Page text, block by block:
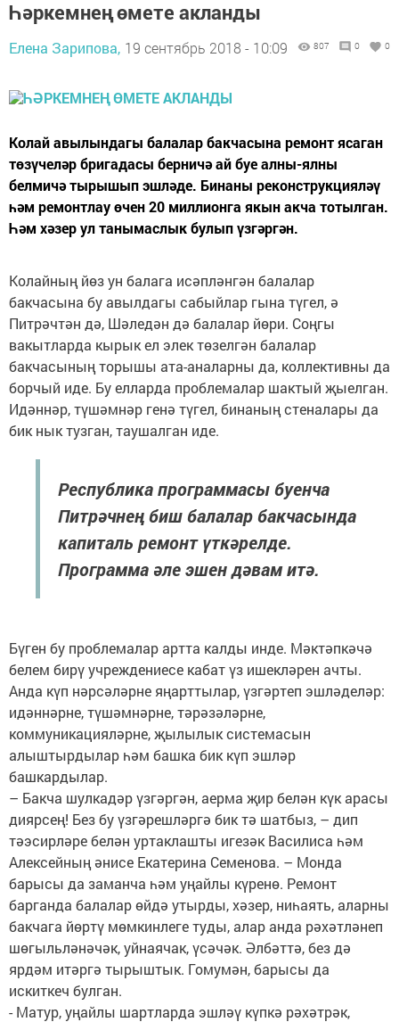
Һәркемнең өмете акланды
Елена Зарипова, 19 сентябрь 2018 - 10:09 807 0 0
Колай авылындагы балалар бакчасына ремонт ясаган
төзүчеләр бригадасы берничә ай буе алны-ялны
белмичә тырышып эшләде. Бинаны реконструкцияләү
һәм ремонтлау өчен 20 миллионга якын акча тотылган.
Һәм хәзер ул танымаслык булып үзгәргән.
Колайның йөз ун балага исәпләнгән балалар
бакчасына бу авылдагы сабыйлар гына түгел, ә
Питрәчтән дә, Шәледән дә балалар йөри. Соңгы
вакытларда кырык ел элек төзелгән балалар
бакчасының торышы ата-аналарны да, коллективны да
борчый иде. Бу елларда проблемалар шактый җыелган.
Идәннәр, түшәмнәр генә түгел, бинаның стеналары да
бик нык тузган, таушалган иде.
Республика программасы буенча
Питрәчнең биш балалар бакчасында
капиталь ремонт үткәрелде.
Программа әле эшен дәвам итә.
Бүген бу проблемалар артта калды инде. Мәктәпкәчә
белем бирү учреждениесе кабат үз ишекләрен ачты.
Анда күп нәрсәләрне яңарттылар, үзгәртеп эшләделәр:
идәннәрне, түшәмнәрне, тәрәзәләрне,
коммуникацияләрне, җылылык системасын
алыштырдылар һәм башка бик күп эшләр
башкардылар.
– Бакча шулкадәр үзгәргән, аерма җир белән күк арасы
диярсең! Без бу үзгәрешләргә бик тә шатбыз, – дип
тәэсирләре белән уртаклашты игезәк Василиса һәм
Алексейның әнисе Екатерина Семенова. – Монда
барысы да заманча һәм уңайлы күренө. Ремонт
барганда балалар өйдә утырды, хәзер, ниһаять, аларны
бакчага йөртү мөмкинлеге туды, алар анда рәхәтләнеп
шөгыльләнәчәк, уйнаячак, үсәчәк. Әлбәттә, без дә
ярдәм итәргә тырыштык. Гомумән, барысы да
искиткеч булган.
- Матур, уңайлы шартларда эшләү күпкә рәхәтрәк,